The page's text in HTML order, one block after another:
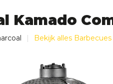
Kamado
Bekijk alles